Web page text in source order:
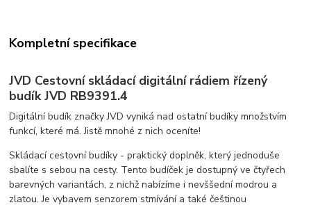
Kompletní specifikace
JVD Cestovní skládací digitální rádiem řízený
budík JVD RB9391.4
Digitální budík značky JVD vyniká nad ostatní budíky množstvím
funkcí, které má. Jistě mnohé z nich oceníte!
Skládací cestovní budíky - praktický doplněk, který jednoduše
sbalíte s sebou na cesty. Tento budíček je dostupný ve čtyřech
barevných variantách, z nichž nabízíme i nevššední modrou a
zlatou. Je vybavem senzorem stmívání a také češtinou